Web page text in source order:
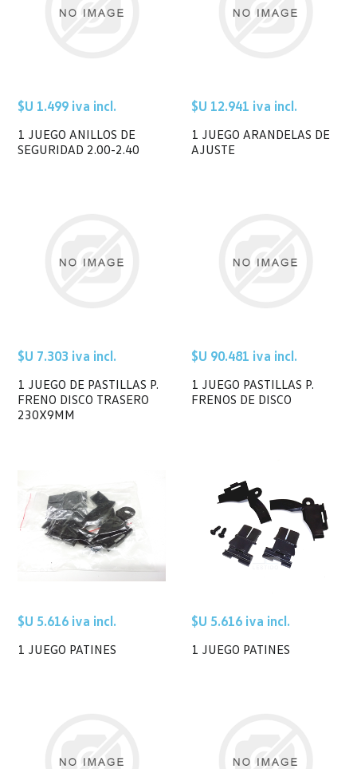
$U 1.499 iva incl.
1 JUEGO ANILLOS DE
SEGURIDAD 2.00-2.40
$U 12.941 iva incl.
1 JUEGO ARANDELAS DE
AJUSTE
$U 7.303 iva incl.
1 JUEGO DE PASTILLAS P.
FRENO DISCO TRASERO
230X9MM
$U 90.481 iva incl.
1 JUEGO PASTILLAS P.
FRENOS DE DISCO
$U 5.616 iva incl.
1 JUEGO PATINES
$U 5.616 iva incl.
1 JUEGO PATINES